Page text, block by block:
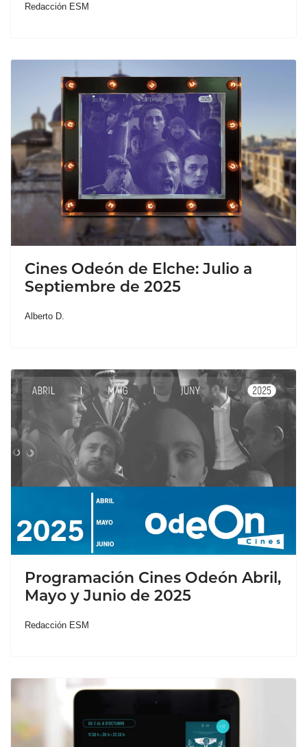
Redacción ESM
Cines Odeón de Elche: Julio a
Septiembre de 2025
Alberto D.
Programación Cines Odeón Abril,
Mayo y Junio de 2025
Redacción ESM